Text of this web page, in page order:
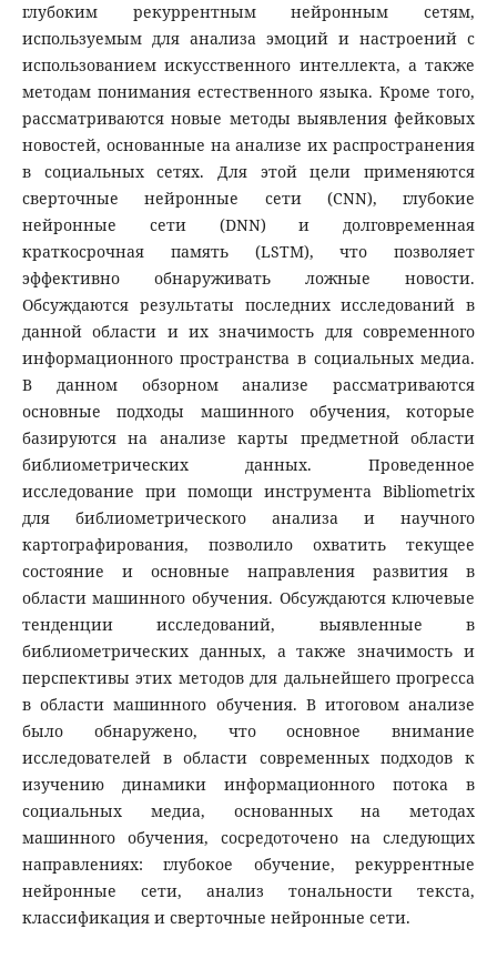
глубоким рекуррентным нейронным сетям,
используемым для анализа эмоций и настроений с
использованием искусственного интеллекта, а также
методам понимания естественного языка. Кроме того,
рассматриваются новые методы выявления фейковых
новостей, основанные на анализе их распространения
в социальных сетях. Для этой цели применяются
сверточные нейронные сети (CNN), глубокие
нейронные сети (DNN) и долговременная
краткосрочная память (LSTM), что позволяет
эффективно обнаруживать ложные новости.
Обсуждаются результаты последних исследований в
данной области и их значимость для современного
информационного пространства в социальных медиа.
В данном обзорном анализе рассматриваются
основные подходы машинного обучения, которые
базируются на анализе карты предметной области
библиометрических данных. Проведенное
исследование при помощи инструмента Bibliometrix
для библиометрического анализа и научного
картографирования, позволило охватить текущее
состояние и основные направления развития в
области машинного обучения. Обсуждаются ключевые
тенденции исследований, выявленные в
библиометрических данных, а также значимость и
перспективы этих методов для дальнейшего прогресса
в области машинного обучения. В итоговом анализе
было обнаружено, что основное внимание
исследователей в области современных подходов к
изучению динамики информационного потока в
социальных медиа, основанных на методах
машинного обучения, сосредоточено на следующих
направлениях: глубокое обучение, рекуррентные
нейронные сети, анализ тональности текста,
классификация и сверточные нейронные сети.